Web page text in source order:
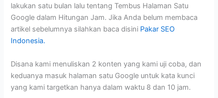
lakukan satu bulan lalu tentang Tembus Halaman Satu
Google dalam Hitungan Jam. Jika Anda belum membaca
artikel sebelumnya silahkan baca disini Pakar SEO
Indonesia.
Disana kami menuliskan 2 konten yang kami uji coba, dan
keduanya masuk halaman satu Google untuk kata kunci
yang kami targetkan hanya dalam waktu 8 dan 10 jam.